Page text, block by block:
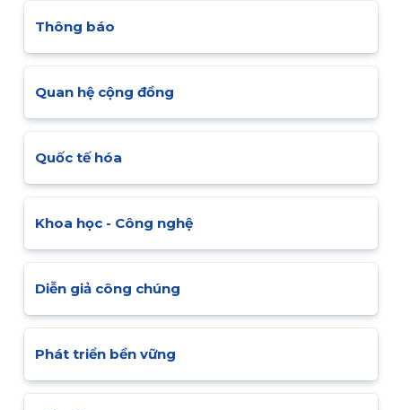
Thông báo
Quan hệ cộng đồng
Quốc tế hóa
Khoa học - Công nghệ
Diễn giả công chúng
Phát triển bền vững